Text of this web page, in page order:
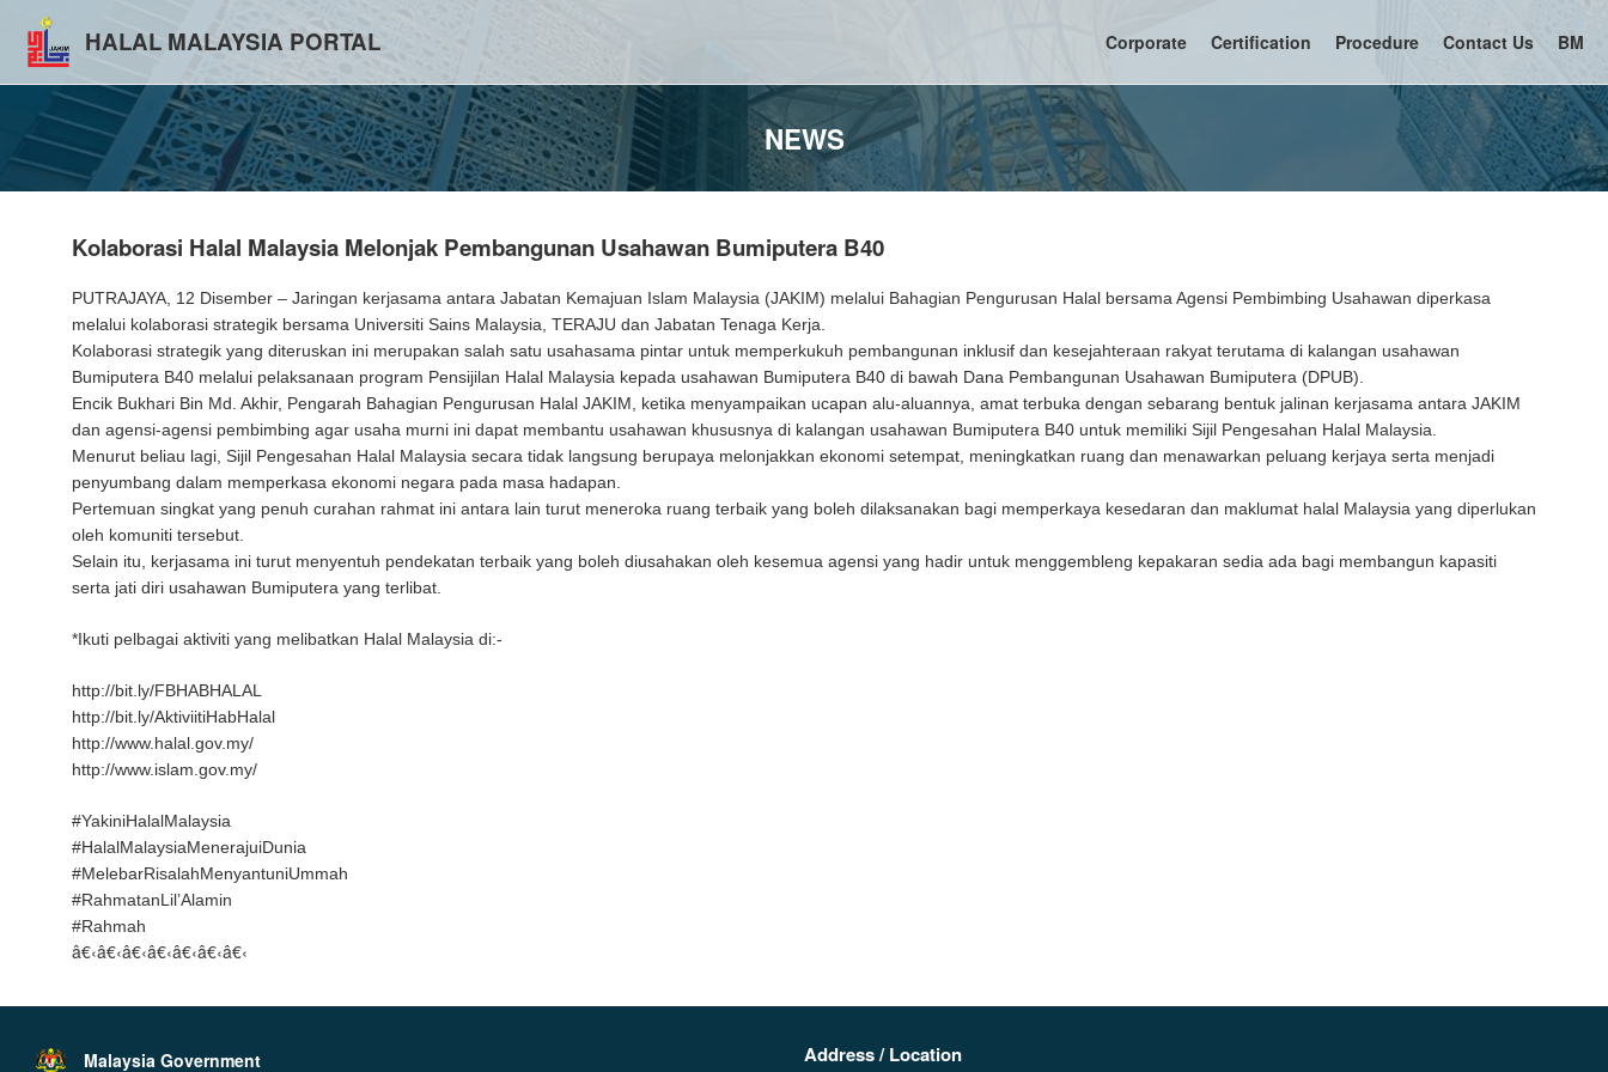
HALAL MALAYSIA PORTAL Corporate Certification Procedure Contact Us BM
NEWS
Kolaborasi Halal Malaysia Melonjak Pembangunan Usahawan Bumiputera B40
PUTRAJAYA, 12 Disember – Jaringan kerjasama antara Jabatan Kemajuan Islam Malaysia (JAKIM) melalui Bahagian Pengurusan Halal bersama Agensi Pembimbing Usahawan diperkasa
melalui kolaborasi strategik bersama Universiti Sains Malaysia, TERAJU dan Jabatan Tenaga Kerja.
Kolaborasi strategik yang diteruskan ini merupakan salah satu usahasama pintar untuk memperkukuh pembangunan inklusif dan kesejahteraan rakyat terutama di kalangan usahawan
Bumiputera B40 melalui pelaksanaan program Pensijilan Halal Malaysia kepada usahawan Bumiputera B40 di bawah Dana Pembangunan Usahawan Bumiputera (DPUB).
Encik Bukhari Bin Md. Akhir, Pengarah Bahagian Pengurusan Halal JAKIM, ketika menyampaikan ucapan alu-aluannya, amat terbuka dengan sebarang bentuk jalinan kerjasama antara JAKIM
dan agensi-agensi pembimbing agar usaha murni ini dapat membantu usahawan khususnya di kalangan usahawan Bumiputera B40 untuk memiliki Sijil Pengesahan Halal Malaysia.
Menurut beliau lagi, Sijil Pengesahan Halal Malaysia secara tidak langsung berupaya melonjakkan ekonomi setempat, meningkatkan ruang dan menawarkan peluang kerjaya serta menjadi
penyumbang dalam memperkasa ekonomi negara pada masa hadapan.
Pertemuan singkat yang penuh curahan rahmat ini antara lain turut meneroka ruang terbaik yang boleh dilaksanakan bagi memperkaya kesedaran dan maklumat halal Malaysia yang diperlukan
oleh komuniti tersebut.
Selain itu, kerjasama ini turut menyentuh pendekatan terbaik yang boleh diusahakan oleh kesemua agensi yang hadir untuk menggembleng kepakaran sedia ada bagi membangun kapasiti
serta jati diri usahawan Bumiputera yang terlibat.
*Ikuti pelbagai aktiviti yang melibatkan Halal Malaysia di:-
http://bit.ly/FBHABHALAL
http://bit.ly/AktiviitiHabHalal
http://www.halal.gov.my/
http://www.islam.gov.my/
#YakiniHalalMalaysia
#HalalMalaysiaMenerajuiDunia
#MelebarRisalahMenyantuniUmmah
#RahmatanLil’Alamin
#Rahmah
â€‹â€‹â€‹â€‹â€‹â€‹â€‹
Malaysia Government Address / Location